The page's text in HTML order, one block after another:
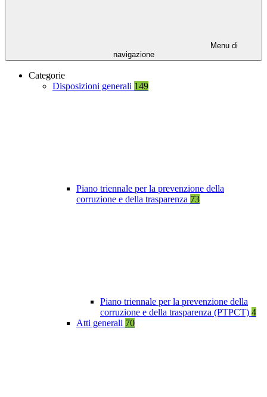
Menu di
navigazione
Categorie
Disposizioni generali 149
Piano triennale per la prevenzione della
corruzione e della trasparenza 73
Piano triennale per la prevenzione della
corruzione e della trasparenza (PTPCT) 4
Atti generali 70